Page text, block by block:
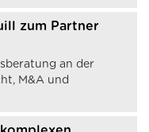
zum Partner
an der
M&A und